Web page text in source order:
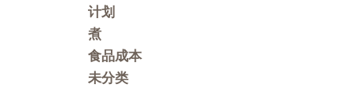
计划
煮
食品成本
未分类